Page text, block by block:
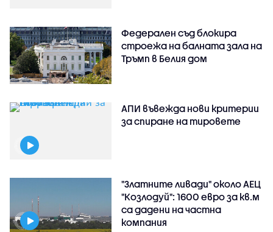
Федерален съд блокира
строежа на балната зала на
Тръмп в Белия дом
АПИ въвежда нови критерии
за спиране на тировете
"Златните ливади" около АЕЦ
"Козлодуй": 1600 евро за кв.м
са дадени на частна
компания